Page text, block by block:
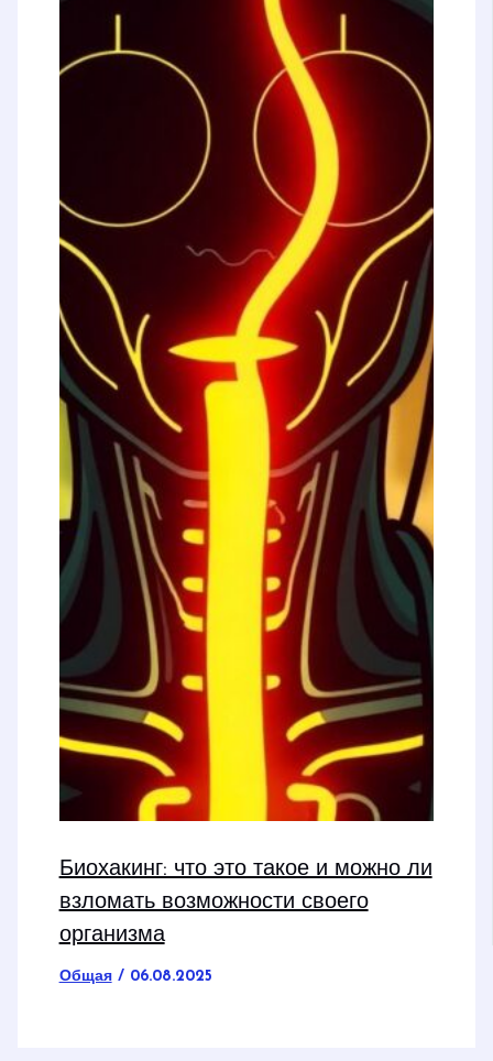
Биохакинг: что это такое и можно ли
взломать возможности своего
организма
Общая/ 06.08.2025